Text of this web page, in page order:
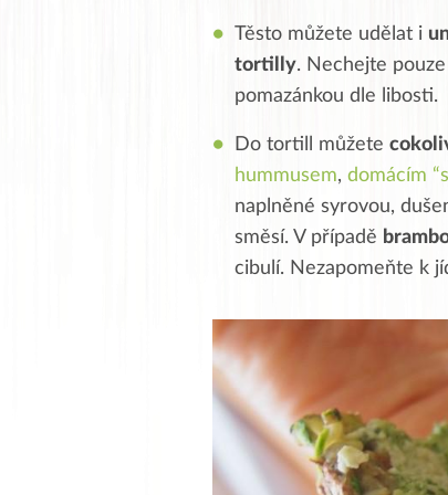
Těsto můžete udělat i
tortilly. Nechejte
pomazánkou dle libosti.
Do tortill můžete
hummusem, domácím
naplněné syrovou,
směsí. V případě
cibulí. Nezapomeňte k